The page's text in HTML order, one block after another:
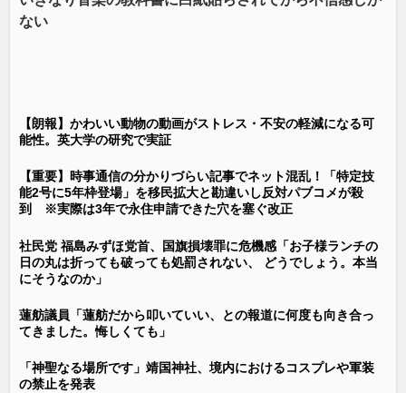
ない
【朗報】かわいい動物の動画がストレス・不安の軽減になる可
能性。英大学の研究で実証
【重要】時事通信の分かりづらい記事でネット混乱！「特定技
能2号に5年枠登場」を移民拡大と勘違いし反対パブコメが殺
到 ※実際は3年で永住申請できた穴を塞ぐ改正
社民党 福島みずほ党首、国旗損壊罪に危機感「お子様ランチの
日の丸は折っても破っても処罰されない、 どうでしょう。本当
にそうなのか」
蓮舫議員「蓮舫だから叩いていい、との報道に何度も向き合っ
てきました。悔しくても」
「神聖なる場所です」靖国神社、境内におけるコスプレや軍装
の禁止を発表